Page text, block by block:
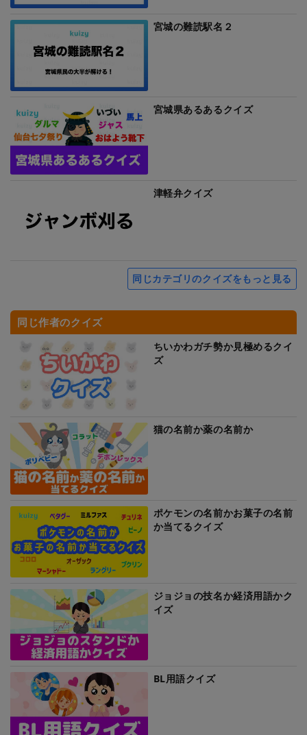
宮城の難読駅名２
宮城県あるあるクイズ
津軽弁クイズ
同じカテゴリのクイズをもっと見る
同じ作者のクイズ
ちいかわガチ勢か見極めるクイ
ズ
猫の名前か薬の名前か
ポケモンの名前かお菓子の名前
か当てるクイズ
ジョジョの技名か経済用語かク
イズ
BL用語クイズ